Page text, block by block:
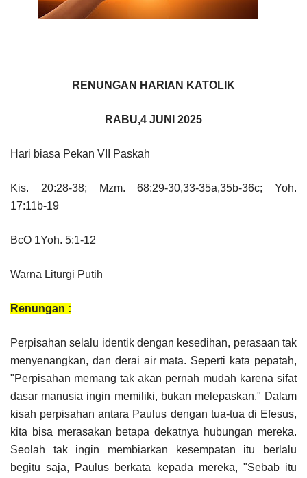
RENUNGAN HARIAN KATOLIK
RABU,4 JUNI 2025
Hari biasa Pekan VII Paskah
Kis. 20:28-38; Mzm. 68:29-30,33-35a,35b-36c; Yoh.
17:11b-19
BcO 1Yoh. 5:1-12
Warna Liturgi Putih
Renungan :
Perpisahan selalu identik dengan kesedihan, perasaan tak
menyenangkan, dan derai air mata. Seperti kata pepatah,
"Perpisahan memang tak akan pernah mudah karena sifat
dasar manusia ingin memiliki, bukan melepaskan." Dalam
kisah perpisahan antara Paulus dengan tua-tua di Efesus,
kita bisa merasakan betapa dekatnya hubungan mereka.
Seolah tak ingin membiarkan kesempatan itu berlalu
begitu saja, Paulus berkata kepada mereka, "Sebab itu